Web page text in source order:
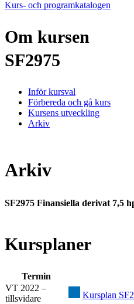
Kurs- och programkatalogen
Om kursen
SF2975
Inför kursval
Förbereda och gå kurs
Kursens utveckling
Arkiv
Arkiv
SF2975 Finansiella derivat 7,5
Kursplaner
Termin
VT 2022 –
tillsvidare
Kursplan